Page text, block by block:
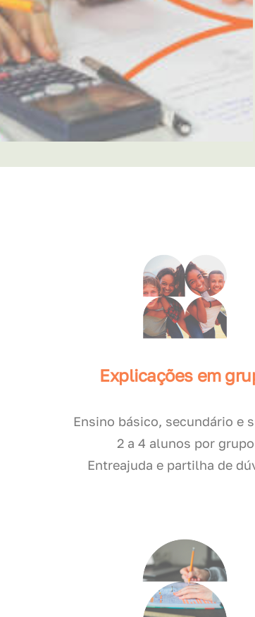
Explicações em
Ensino básico, secundário e
2 a 4 alunos por grupo
Entreajuda e partilha de